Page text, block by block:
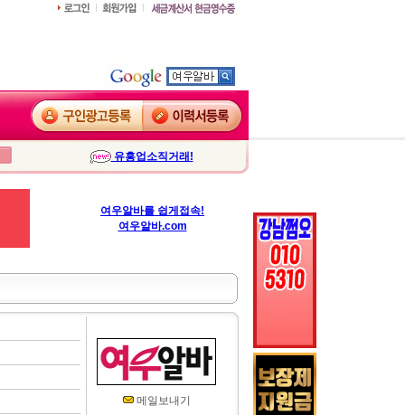
유흥업소직거래!
여우알바를 쉽게접속!
여우알바.com
메일보내기